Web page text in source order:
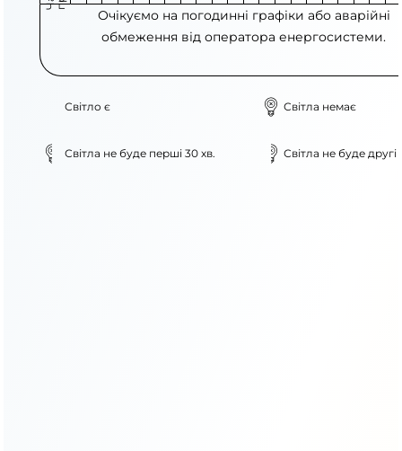
Очікуємо на погодинні графіки або аварійні
обмеження від оператора енергосистеми.
Світло є Світла немає
Світла не буде перші 30 хв. Світла не буде другі